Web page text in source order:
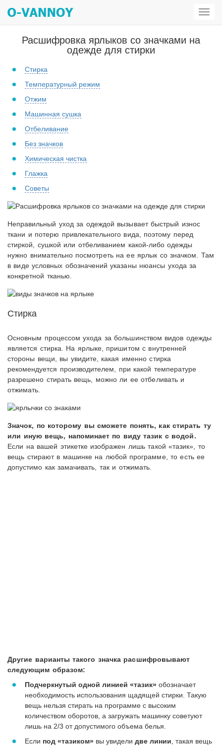
Расшифровка ярлыков со значками на
одежде для стирки
Стирка
Температурный режим
Отжим
Машинная сушка
Отбеливание
Без значков
Химическая чистка
Глажка
Советы
Неправильный уход за одеждой вызывает быстрый износ
ткани и потерю привлекательного вида, поэтому перед
стиркой, сушкой или отбеливанием какой-либо одежды
нужно внимательно посмотреть на ее ярлык со значком. Там
в виде условных обозначений указаны нюансы ухода за
конкретной тканью.
Стирка
Основным процессом ухода за большинством видов одежды
является стирка. На ярлыке, пришитом с внутренней
стороны вещи, вы увидите, какая именно стирка
рекомендуется производителем, при какой температуре
разрешено стирать вещь, можно ли ее отбеливать и
отжимать.
Значок, по которому вы сможете понять, как стирать ту
или иную вещь, напоминает по виду тазик с водой.
Если на вашей этикетке изображен лишь такой «тазик», то
вещь стирают в машинке на любой программе, то есть ее
допустимо как замачивать, так и отжимать.
Другие варианты такого значка расшифровывают
следующим образом:
Подчеркнутый одной линией «тазик» обозначает
необходимость использования щадящей стирки. Такую
вещь нельзя стирать на программе с высоким
количеством оборотов, а загружать машинку советуют
лишь на 2/3 от допустимого объема белья.
Если под «тазиком» вы увидели две линии , такая вещь